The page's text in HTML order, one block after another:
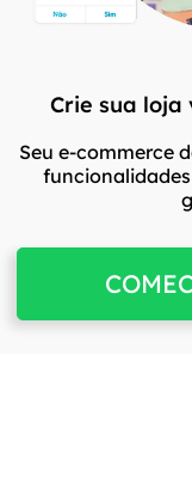
Crie sua
Seu e-commerce